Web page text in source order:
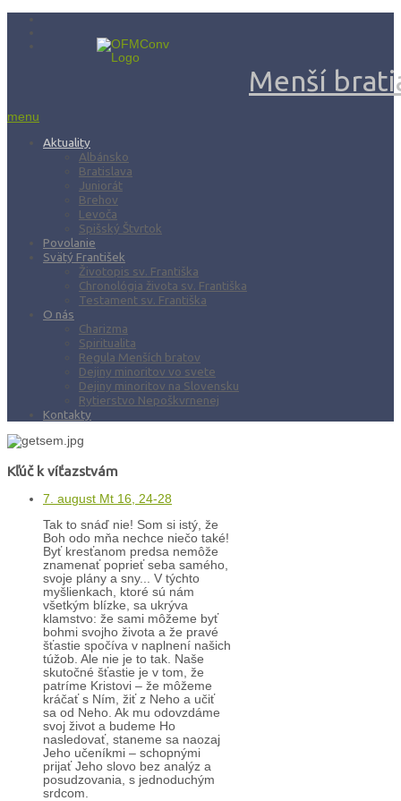
Menší
menu
Aktuality
Albánsko
Bratislava
Juniorát
Brehov
Levoča
Spišský Štvrtok
Povolanie
Svätý František
Životopis sv. Františka
Chronológia života sv. Františka
Testament sv. Františka
O nás
Charizma
Spiritualita
Regula Menších bratov
Dejiny minoritov vo svete
Dejiny minoritov na Slovensku
Rytierstvo Nepoškvrnenej
Kontakty
Kľúč k víťazstvám
7. august Mt 16, 24-28
Tak to snáď nie! Som si istý, že
Boh odo mňa nechce niečo také!
Byť kresťanom predsa nemôže
znamenať poprieť seba samého,
svoje plány a sny... V týchto
myšlienkach, ktoré sú nám
všetkým blízke, sa ukrýva
klamstvo: že sami môžeme byť
bohmi svojho života a že pravé
šťastie spočíva v naplnení našich
túžob. Ale nie je to tak. Naše
skutočné šťastie je v tom, že
patríme Kristovi – že môžeme
kráčať s Ním, žiť z Neho a učiť
sa od Neho. Ak mu odovzdáme
svoj život a budeme Ho
nasledovať, staneme sa naozaj
Jeho učeníkmi – schopnými
prijať Jeho slovo bez analýz a
posudzovania, s jednoduchým
srdcom.